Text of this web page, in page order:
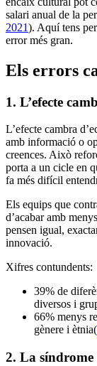
salari anual de la
2021). Aquí tens
error més gran.
Els errors
1. L’efecte
L’efecte cambra
amb informació o
creences. Això
porta a un cicle en
fa més difícil
Els equips que
d’acabar amb
pensen igual,
innovació.
Xifres contundents:
39% de
diversos i
66% menys
gènere i ètnia(
2. La